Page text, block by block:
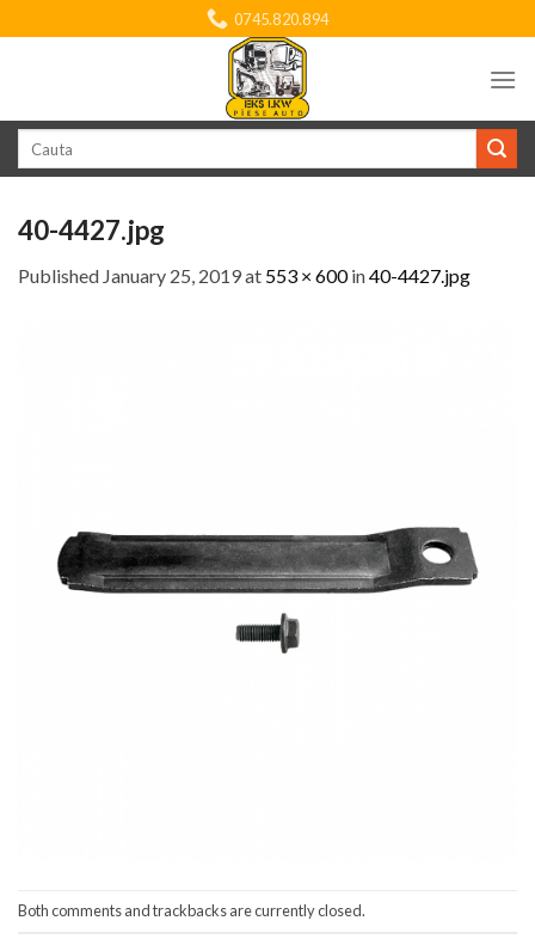
to
0745.820.894
40-4427.jpg
Published January 25, 2019at 553 × 600in40-4427.jpg
Both comments and trackbacks are currently closed.